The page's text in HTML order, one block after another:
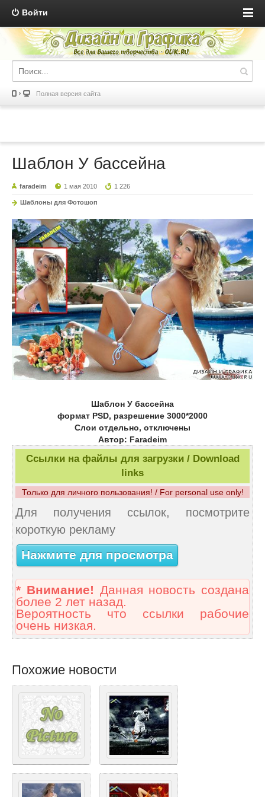
Войти
Полная версия сайта
Шаблон У бассейна
faradeim 1 мая 2010 1 226
Шаблоны для Фотошоп
Шаблон У бассейна
формат PSD, разрешение 3000*2000
Слои отдельно, отключены
Автор: Faradeim
Ссылки на файлы для загрузки / Download
links
Только для личного пользования! / For personal use only!
Для получения ссылок, посмотрите
короткую рекламу
Нажмите для просмотра
* Внимание! Данная новость создана
более 2 лет назад.
Вероятность что ссылки рабочие
очень низкая.
Похожие новости